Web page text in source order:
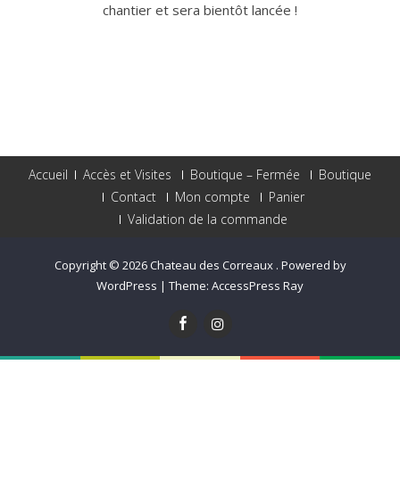
chantier et sera bientôt lancée !
Accueil Accès et Visites Boutique – Fermée
Boutique
Contact
Mon compte
Panier
Validation de la commande
Copyright © 2026Chateau des Correaux . Powered by
WordPress | Theme: AccessPress Ray